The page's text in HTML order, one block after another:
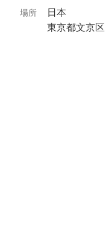
場所
日本
東京都文京区